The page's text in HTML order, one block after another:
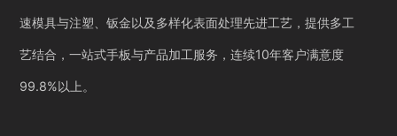
速模具与注塑、钣金以及多样化表面处理先进工艺，提供多工
艺结合，一站式手板与产品加工服务，连续10年客户满意度
99.8%以上。